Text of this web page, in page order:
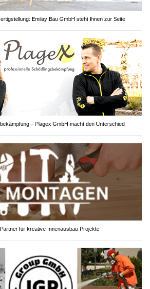
Emilay Bau GmbH steht Ihnen zur Seite
– Plagex GmbH macht den Unterschied
für kreative Innenausbau-Projekte